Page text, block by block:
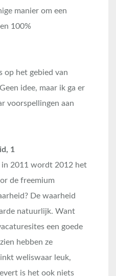
manier om een
100%
op het gebied van
idee, maar ik ga er
voorspellingen aan
1
in 2011 wordt 2012 het
de freemium
De waarheid
natuurlijk. Want
een goede
hebben ze
weliswaar leuk,
is het ook niets